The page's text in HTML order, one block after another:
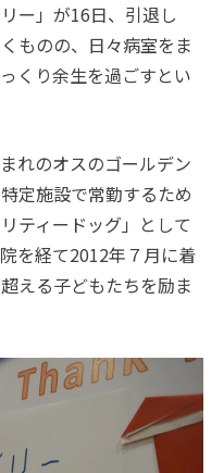
ー」が16日、引退し
ものの、日々病室をま
くり余生を過ごすとい
れのオスのゴールデン
定施設で常勤するため
ティードッグ」として
を経て2012年７月に着
える子どもたちを励ま